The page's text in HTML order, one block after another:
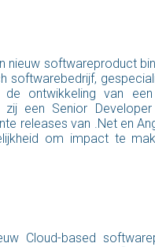
nieuw softwareproduct
softwarebedrijf,
ontwikkeling van
zij een Senior
releases van .Net en
om impact te
Cloud-based